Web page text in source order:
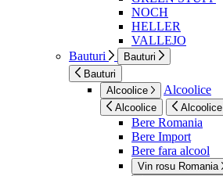
NOCH
HELLER
VALLEJO
Bauturi
Bauturi
Bauturi
Alcoolice
Alcoolice
Alcoolice Alcoolice
Bere Romania
Bere Import
Bere fara alcool
Vin rosu Romania